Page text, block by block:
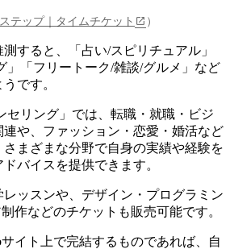
テップ｜タイムチケット ）
すると、「占い/スピリチュアル」
」「フリートーク/雑談/グルメ」など
です。
セリング」では、転職・就職・ビジ
や、ファッション・恋愛・婚活など
まざまな分野で自身の実績や経験を
バイスを提供できます。
レッスンや、デザイン・プログラミン
作などのチケットも販売可能です。
イト上で完結するものであれば、自